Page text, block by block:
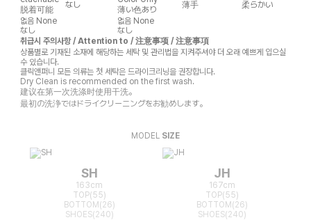
脱着可能
なし
薄い色あり
薄手
柔らかい
없음 None
なし
없음 None
なし
취급시 주의사항 / Attention to / 注意事项 / 注意事項
상품별로 기재된 소재에 해당하는 세탁 및 관리법을 지켜주셔야 더 오래 예쁘게 입으실
수 있습니다.
클릭앤퍼니 모든 의류는 첫 세탁은 드라이크리닝을 권장합니다.
Dry Clean is recommended on the first wash.
建议在第一次洗涤时使用干洗。
最初の洗浄ではドライクリーニングをお勧めします。
MODEL SIZE
SH
163cm
TOP(55)
BOTTOM(26)
SHOES(240)
JH
167cm
TOP(55)
BOTTOM(26)
SHOES(240)